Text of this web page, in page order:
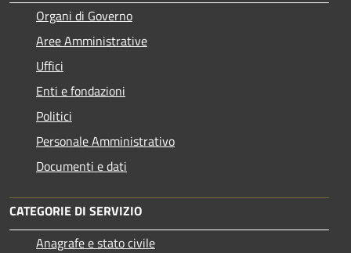
Organi di Governo
Aree Amministrative
Uffici
Enti e fondazioni
Politici
Personale Amministrativo
Documenti e dati
CATEGORIE DI SERVIZIO
Anagrafe e stato civile